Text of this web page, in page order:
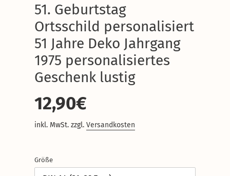
51. Geburtstag
Ortsschild personalisiert
51 Jahre Deko Jahrgang
1975 personalisiertes
Geschenk lustig
Normaler
Preis
12,90€
inkl. MwSt. zzgl.Versandkosten
Größe